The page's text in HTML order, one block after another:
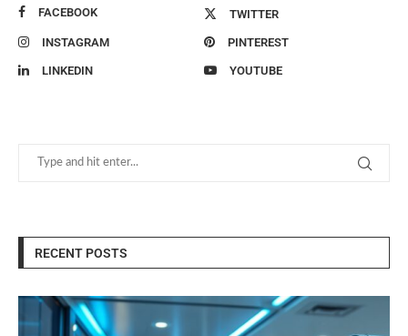
FACEBOOK TWITTER
INSTAGRAM PINTEREST
LINKEDIN YOUTUBE
RECENT POSTS